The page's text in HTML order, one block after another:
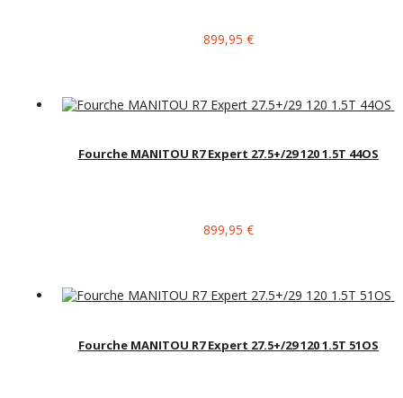
899,95 €
Fourche MANITOU R7 Expert 27.5+/29 120 1.5T 44OS
899,95 €
Fourche MANITOU R7 Expert 27.5+/29 120 1.5T 51OS